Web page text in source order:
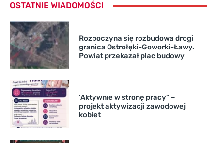
OSTATNIE WIADOMOŚCI
Rozpoczyna się rozbudowa drogi
granica Ostrołęki-Goworki-Ławy.
Powiat przekazał plac budowy
’Aktywnie w stronę pracy” –
projekt aktywizacji zawodowej
kobiet